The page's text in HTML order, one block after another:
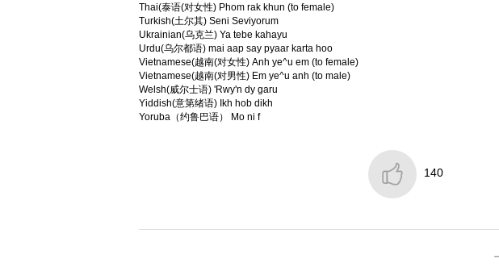
Thai(泰语(对女性) Phom rak khun (to female)
Turkish(土尔其) Seni Seviyorum
Ukrainian(乌克兰) Ya tebe kahayu
Urdu(乌尔都语) mai aap say pyaar karta hoo
Vietnamese(越南(对女性) Anh ye^u em (to female)
Vietnamese(越南(对男性) Em ye^u anh (to male)
Welsh(威尔士语) 'Rwy'n dy garu
Yiddish(意第绪语) Ikh hob dikh
Yoruba（约鲁巴语） Mo ni f
 140